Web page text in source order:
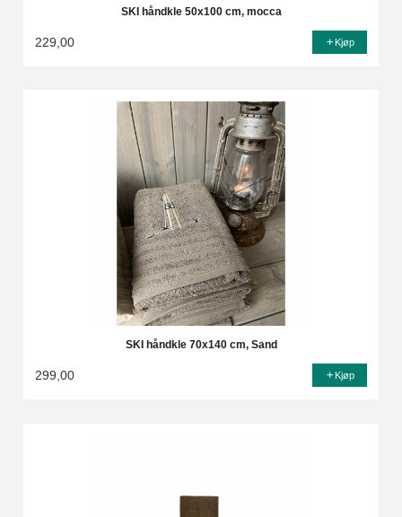
SKI håndkle 50x100 cm, mocca
229,00 Kjøp
SKI håndkle 70x140 cm, Sand
299,00 Kjøp